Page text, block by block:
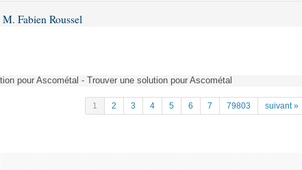
Fabien Roussel
pour Ascométal - Trouver une solution pour Ascométal
1 2 3 4 5 6 7 79803 suivant »